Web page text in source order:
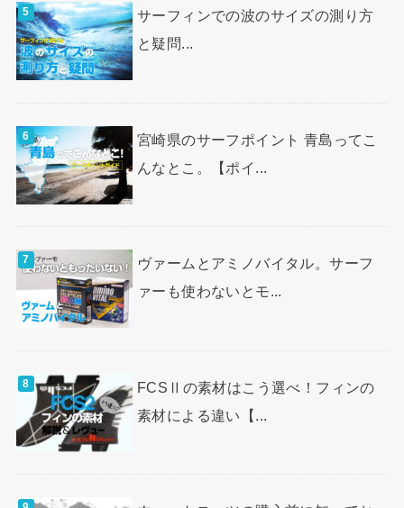
サーフィンでの波のサイズの測り方
と疑問...
宮崎県のサーフポイント 青島ってこ
んなとこ。【ポイ...
ヴァームとアミノバイタル。サーフ
ァーも使わないとモ...
FCSⅡの素材はこう選べ！フィンの
素材による違い【...